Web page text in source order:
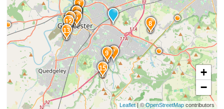
15
13
12
10
9
8
7
6
5
4
3
+
−
Leaflet| ©OpenStreetMapcontributors